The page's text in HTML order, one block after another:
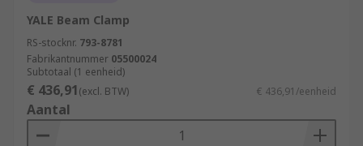
YALE Beam Clamp
RS-stocknr. 793-8781
Fabrikantnummer 05500024
Subtotaal (1 eenheid)
€ 436,91(excl. BTW) € 436,91/eenheid
Aantal